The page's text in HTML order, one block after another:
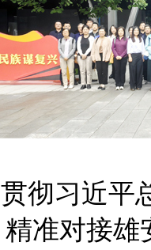
彻习近平
准对接